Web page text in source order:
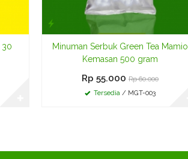
30
Minuman Serbuk Green Tea Mamio
Kemasan 500 gram
Rp 55.000 Rp 60.000
Tersedia / MGT-003